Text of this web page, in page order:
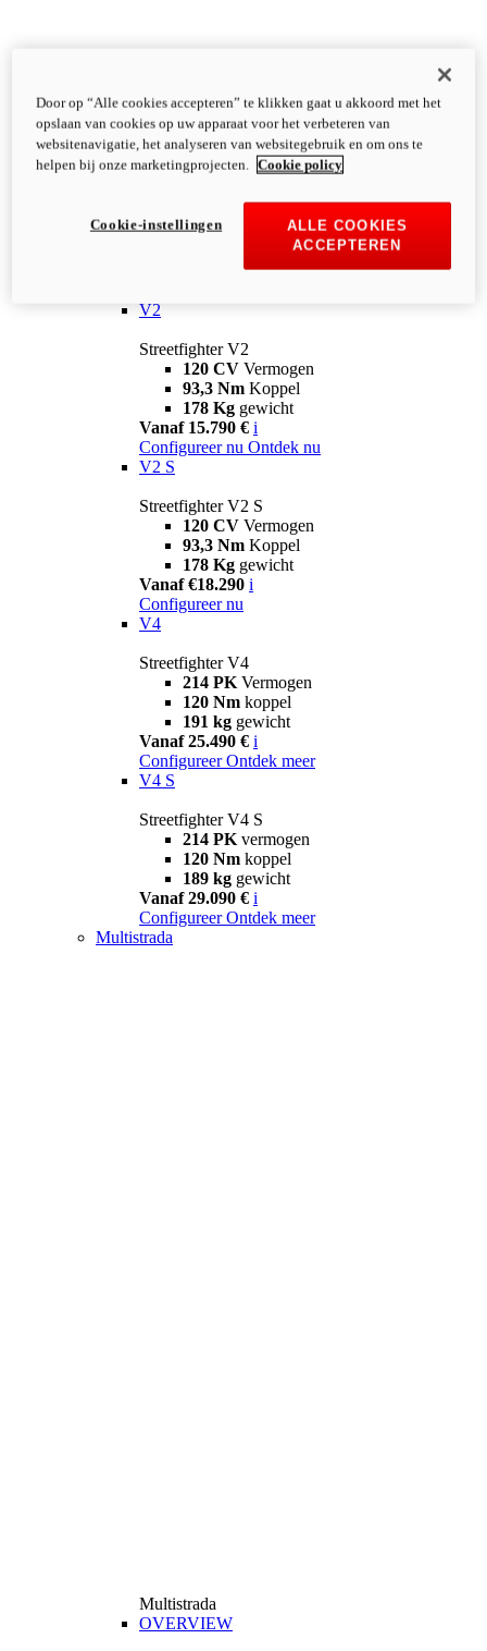
V2
Streetfighter V2
120 CV Vermogen
93,3 Nm Koppel
178 Kg gewicht
Vanaf 15.790 € i
Configureer nu Ontdek nu
V2 S
Streetfighter V2 S
120 CV Vermogen
93,3 Nm Koppel
178 Kg gewicht
Vanaf €18.290 i
Configureer nu
V4
Streetfighter V4
214 PK Vermogen
120 Nm koppel
191 kg gewicht
Vanaf 25.490 € i
Configureer Ontdek meer
V4 S
Streetfighter V4 S
214 PK vermogen
120 Nm koppel
189 kg gewicht
Vanaf 29.090 € i
Configureer Ontdek meer
Multistrada
Multistrada
OVERVIEW
Door op “Alle cookies accepteren” te klikken gaat u akkoord met het
opslaan van cookies op uw apparaat voor het verbeteren van
websitenavigatie, het analyseren van websitegebruik en om ons te
helpen bij onze marketingprojecten.
Cookie policy
ALLE COOKIES
ACCEPTEREN
Cookie-instellingen